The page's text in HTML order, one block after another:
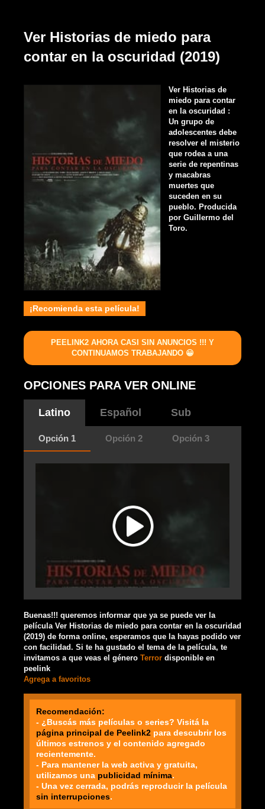
Ver Historias de miedo para
contar en la oscuridad (2019)
Ver Historias de
miedo para contar
en la oscuridad :
Un grupo de
adolescentes debe
resolver el misterio
que rodea a una
serie de repentinas
y macabras
muertes que
suceden en su
pueblo. Producida
por Guillermo del
Toro.
¡Recomienda esta película!
PEELINK2 AHORA CASI SIN ANUNCIOS !!! Y
CONTINUAMOS TRABAJANDO 😀
OPCIONES PARA VER ONLINE
Latino Español Sub
Opción 1 Opción 2 Opción 3
Buenas!!! queremos informar que ya se puede ver la
película Ver Historias de miedo para contar en la oscuridad
(2019) de forma online, esperamos que la hayas podido ver
con facilidad. Si te ha gustado el tema de la película, te
invitamos a que veas el género Terror disponible en
peelink
Agrega a favoritos
Recomendación:
- ¿Buscás más películas o series? Visitá la
página principal de Peelink2 para descubrir los
últimos estrenos y el contenido agregado
recientemente.
- Para mantener la web activa y gratuita,
utilizamos una publicidad mínima.
- Una vez cerrada, podrás reproducir la película
sin interrupciones.